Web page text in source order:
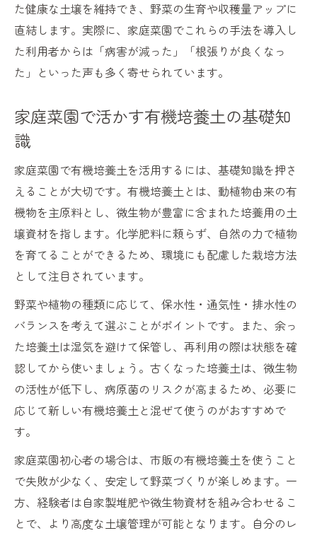
た健康な土壌を維持でき、野菜の生育や収穫量アップに
直結します。実際に、家庭菜園でこれらの手法を導入し
た利用者からは「病害が減った」「根張りが良くなっ
た」といった声も多く寄せられています。
家庭菜園で活かす有機培養土の基礎知
識
家庭菜園で有機培養土を活用するには、基礎知識を押さ
えることが大切です。有機培養土とは、動植物由来の有
機物を主原料とし、微生物が豊富に含まれた培養用の土
壌資材を指します。化学肥料に頼らず、自然の力で植物
を育てることができるため、環境にも配慮した栽培方法
として注目されています。
野菜や植物の種類に応じて、保水性・通気性・排水性の
バランスを考えて選ぶことがポイントです。また、余っ
た培養土は湿気を避けて保管し、再利用の際は状態を確
認してから使いましょう。古くなった培養土は、微生物
の活性が低下し、病原菌のリスクが高まるため、必要に
応じて新しい有機培養土と混ぜて使うのがおすすめで
す。
家庭菜園初心者の場合は、市販の有機培養土を使うこと
で失敗が少なく、安定して野菜づくりが楽しめます。一
方、経験者は自家製堆肥や微生物資材を組み合わせるこ
とで、より高度な土壌管理が可能となります。自分のレ